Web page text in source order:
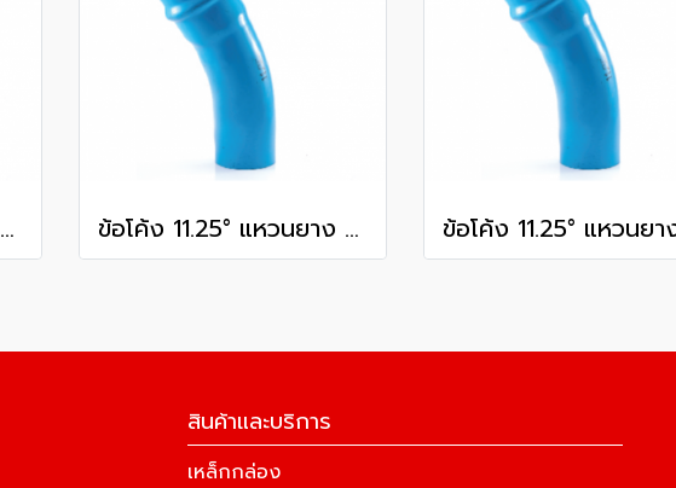
ข้อโค้ง 11.25° แหวนยาง ES1 SCG ขนาด 400 มม. (16 นิ้ว ) ชั้น 13.5 ข้อโค้ง 11.25° แหวนยาง ES1 SCG ขนาด 250 มม. (10 นิ้ว ) ชั้น 13.5
สินค้าและบริการ
เหล็กกล่อง